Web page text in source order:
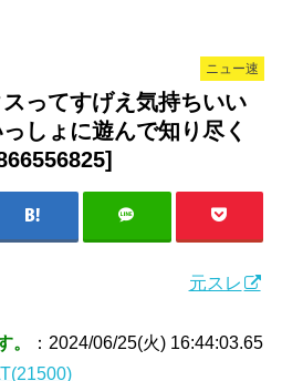
ニュー速
ってすげえ気持ちいい
しょに遊んで知り尽く
元スレ
。
：2024/06/25(火) 16:44:03.65